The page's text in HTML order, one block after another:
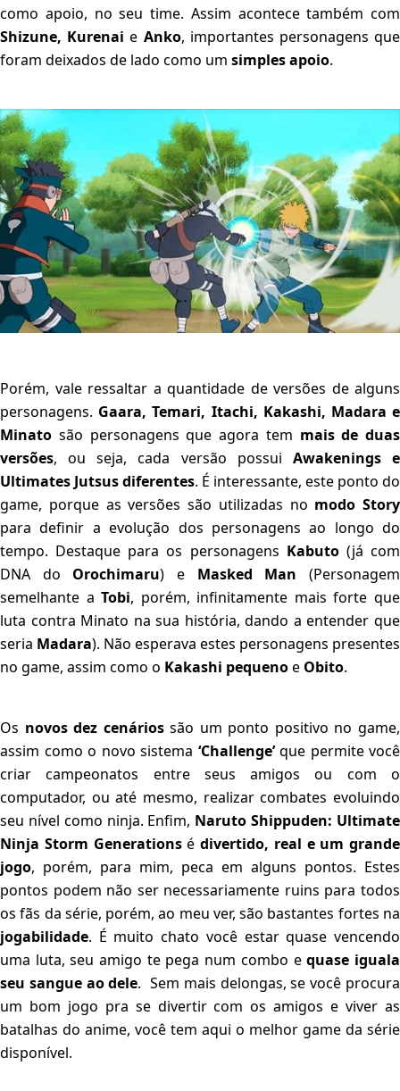
como apoio, no seu time. Assim acontece também com
Shizune, Kurenaie Anko, importantes personagens que
foram deixados de lado como um simples apoio.
Porém, vale ressaltar a quantidade de versões de alguns
personagens. Gaara, Temari, Itachi, Kakashi, Madara e
Minato são personagens que agora tem mais de duas
versões, ou seja, cada versão possui Awakenings e
Ultimates Jutsus diferentes. É interessante, este ponto do
game, porque as versões são utilizadas no modo Story
para definir a evolução dos personagens ao longo do
tempo. Destaque para os personagens Kabuto(já com
DNA do Orochimaru) e Masked Man (Personagem
semelhante aTobi, porém, infinitamente mais forte que
luta contra Minato na sua história, dando a entender que
seria Madara). Não esperava estes personagens presentes
no game, assim como o Kakashi pequenoe Obito.
Os novos dez cenáriossão um ponto positivo no game,
assim como o novo sistema ‘Challenge’que permite você
criar campeonatos entre seus amigos ou com o
computador, ou até mesmo, realizar combates evoluindo
seu nível como ninja. Enfim, Naruto Shippuden: Ultimate
Ninja Storm Generationsé divertido, real e um grande
jogo, porém, para mim, peca em alguns pontos. Estes
pontos podem não ser necessariamente ruins para todos
os fãs da série, porém, ao meu ver, são bastantes fortes na
jogabilidade. É muito chato você estar quase vencendo
uma luta, seu amigo te pega num combo equase iguala
seu sangue ao dele. Sem mais delongas, se você procura
um bom jogo pra se divertir com os amigos e viver as
batalhas do anime, você tem aqui o melhor game da série
disponível.